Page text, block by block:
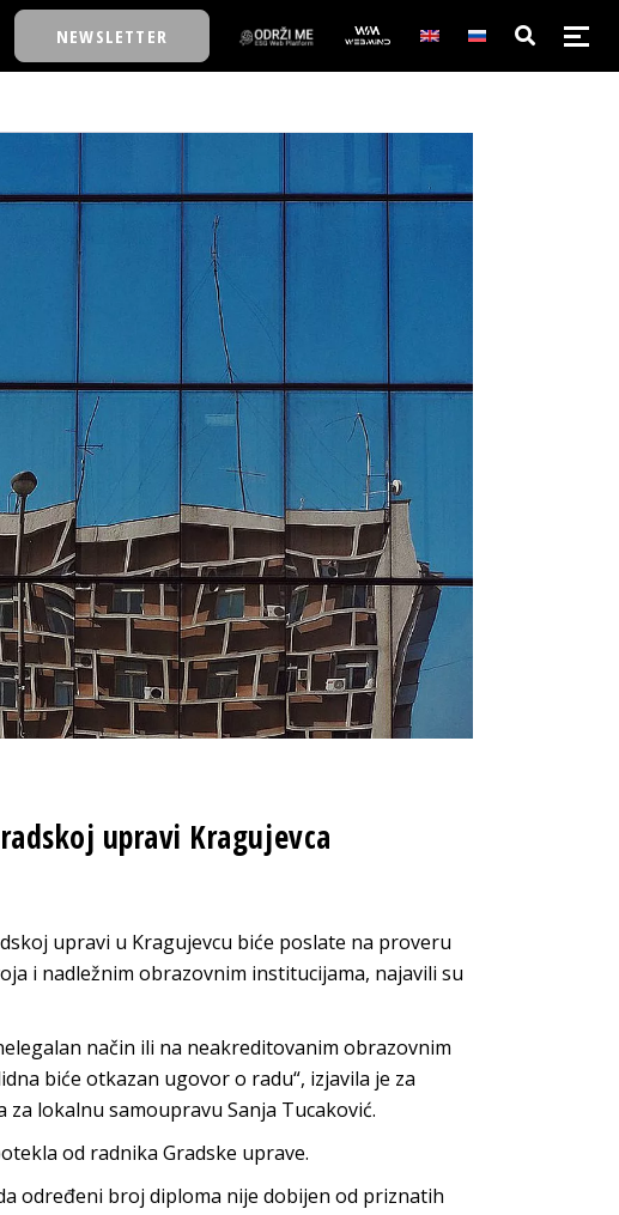
30
TO OFFICE/SCHOOL
BIZNIS LIGA
WEEK
NEWSLETTER
30
TO OFFICE/SCHOOL
BIZNIS LIGA
WEEK
GODINE
upravi Kragujevca
upravi u Kragujevcu biće poslate na proveru
i nadležnim obrazovnim institucijama, najavili su
način ili na neakreditovanim obrazovnim
biće otkazan ugovor o radu“, izjavila je za
za lokalnu samoupravu Sanja Tucaković.
od radnika Gradske uprave.
određeni broj diploma nije dobijen od priznatih